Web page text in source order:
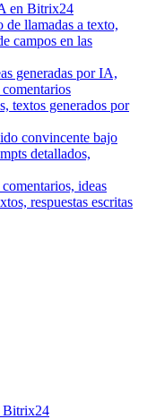
en Bitrix24
de llamadas a texto,
campos en las
generadas por IA,
textos generados por
convincente bajo
detallados,
ideas
respuestas escritas
Bitrix24